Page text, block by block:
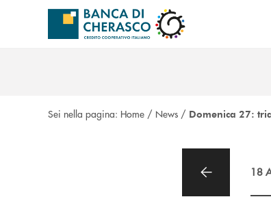
Salta al contenuto principale
Sei nella pagina: Home / News / Domenica 27:
18